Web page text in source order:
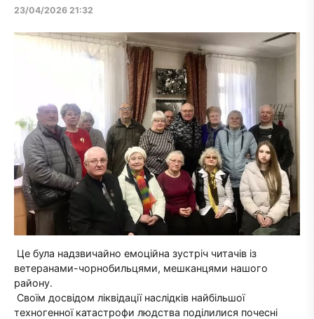
23/04/2026 21:32
Це була надзвичайно емоційна зустріч читачів із
ветеранами-чорнобильцями, мешканцями нашого
району.
Своїм досвідом ліквідації наслідків найбільшої
техногенної катастрофи людства поділилися почесні